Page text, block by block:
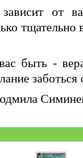
от
быть -
заботься